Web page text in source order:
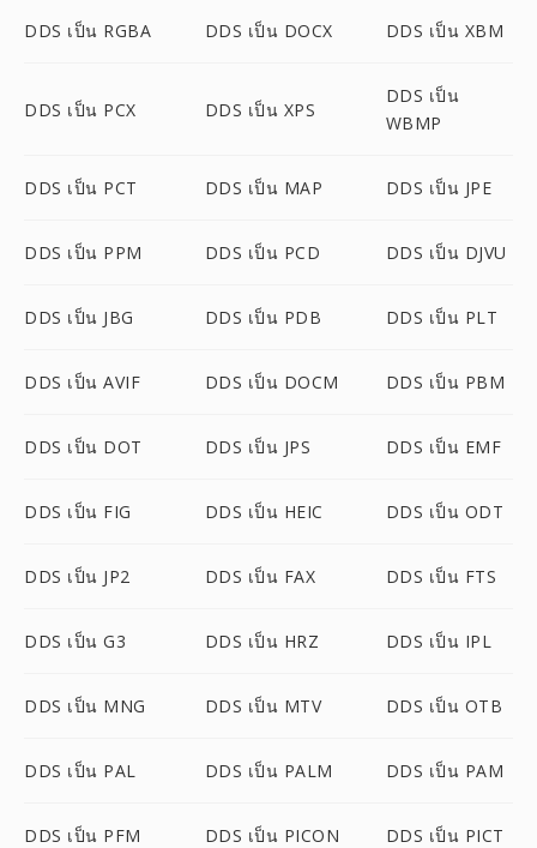
DDS เป็น RGBA DDS เป็น DOCX DDS เป็น XBM
DDS เป็น PCX DDS เป็น XPS
DDS เป็น
WBMP
DDS เป็น PCT DDS เป็น MAP DDS เป็น JPE
DDS เป็น PPM DDS เป็น PCD DDS เป็น DJVU
DDS เป็น JBG DDS เป็น PDB DDS เป็น PLT
DDS เป็น AVIF DDS เป็น DOCM DDS เป็น PBM
DDS เป็น DOT DDS เป็น JPS DDS เป็น EMF
DDS เป็น FIG DDS เป็น HEIC DDS เป็น ODT
DDS เป็น JP2 DDS เป็น FAX DDS เป็น FTS
DDS เป็น G3 DDS เป็น HRZ DDS เป็น IPL
DDS เป็น MNG DDS เป็น MTV DDS เป็น OTB
DDS เป็น PAL DDS เป็น PALM DDS เป็น PAM
DDS เป็น PFM DDS เป็น PICON DDS เป็น PICT